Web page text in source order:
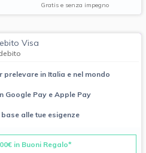
Gratis e senza impegno
Visa
in Italia e nel mondo
Google Pay e Apple Pay
alle tue esigenze
in Buoni Regalo*